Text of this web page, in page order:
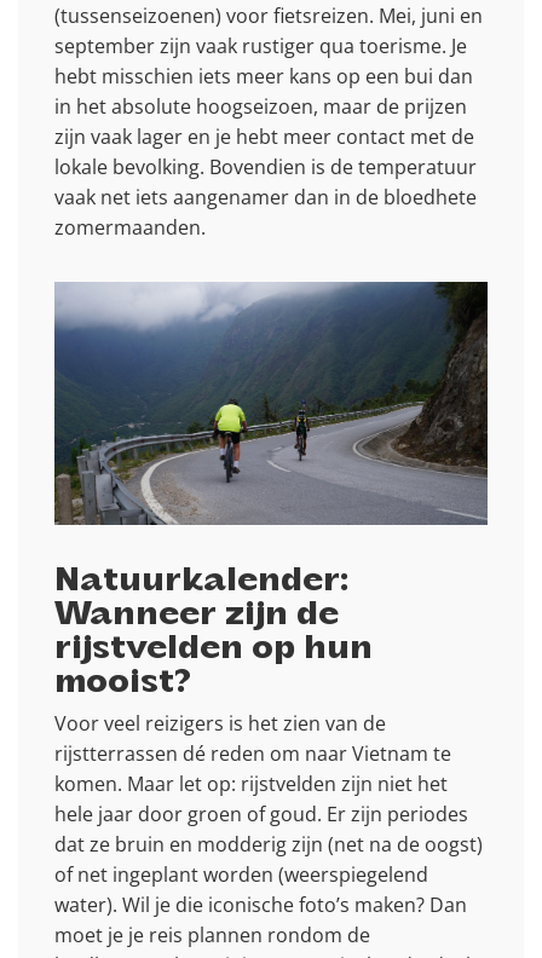
(tussenseizoenen) voor fietsreizen. Mei, juni en
september zijn vaak rustiger qua toerisme. Je
hebt misschien iets meer kans op een bui dan
in het absolute hoogseizoen, maar de prijzen
zijn vaak lager en je hebt meer contact met de
lokale bevolking. Bovendien is de temperatuur
vaak net iets aangenamer dan in de bloedhete
zomermaanden.
Natuurkalender:
Wanneer zijn de
rijstvelden op hun
mooist?
Voor veel reizigers is het zien van de
rijstterrassen dé reden om naar Vietnam te
komen. Maar let op: rijstvelden zijn niet het
hele jaar door groen of goud. Er zijn periodes
dat ze bruin en modderig zijn (net na de oogst)
of net ingeplant worden (weerspiegelend
water). Wil je die iconische foto’s maken? Dan
moet je je reis plannen rondom de